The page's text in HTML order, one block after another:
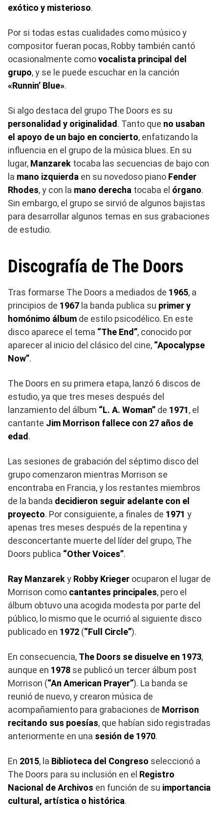
exótico y misterioso.
Por si todas estas cualidades como músico y
compositor fueran pocas, Robby también cantó
ocasionalmente comovocalista principal del
grupo, y se le puede escuchar en la canción
«Runnin’ Blue».
Si algo destaca del grupo The Doors es su
personalidad y originalidad . Tanto que no usaban
el apoyo de un bajo en concierto, enfatizando la
influencia en el grupo de la música blues. En su
lugar, Manzarek tocaba las secuencias de bajo con
la mano izquierda en su novedoso piano Fender
Rhodes, y con la mano derecha tocaba el órgano.
Sin embargo, el grupo se sirvió de algunos bajistas
para desarrollar algunos temas en sus grabaciones
de estudio.
Discografía de The Doors
Tras formarse The Doors a mediados de 1965, a
principios de 1967 la banda publica su primer y
homónimo álbum de estilo psicodélico. En este
disco aparece el tema “The End”, conocido por
aparecer al inicio del clásico del cine, “Apocalypse
Now”.
The Doors en su primera etapa, lanzó 6 discos de
estudio, ya que tres meses después del
lanzamiento del álbum “L. A. Woman” de 1971, el
cantante Jim Morrison fallece con 27 años de
edad .
Las sesiones de grabación del séptimo disco del
grupo comenzaron mientras Morrison se
encontraba en Francia, y los restantes miembros
de la banda decidieron seguir adelante con el
proyecto. Por consiguiente, a finales de 1971 y
apenas tres meses después de la repentina y
desconcertante muerte del líder del grupo, The
Doors publica “Other Voices”.
Ray Manzareky Robby Krieger ocuparon el lugar de
Morrison como cantantes principales, pero el
álbum obtuvo una acogida modesta por parte del
público, lo mismo que le ocurrió al siguiente disco
publicado en 1972 (“Full Circle”).
En consecuencia, The Doors se disuelve en 1973,
aunque en 1978 se publicó un tercer álbum post
Morrison (“An American Prayer”). La banda se
reunió de nuevo, y crearon música de
acompañamiento para grabaciones de Morrison
recitando sus poesías, que habían sido registradas
anteriormente en una sesión de 1970.
En 2015, la Biblioteca del Congreso seleccionó a
The Doors para su inclusión en el Registro
Nacional de Archivos en función de su importancia
cultural, artística o histórica.